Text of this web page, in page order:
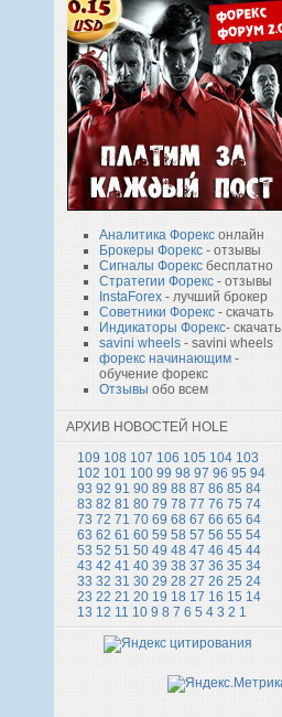
Аналитика Форекс онлайн
Брокеры Форекс - отзывы
Сигналы Форекс бесплатно
Стратегии Форекс - отзывы
InstaForex - лучший брокер
Советники Форекс - скачать
Индикаторы Форекс- скачать
savini wheels - savini wheels
форекс начинающим -
обучение форекс
Отзывы обо всем
АРХИВ НОВОСТЕЙ HOLE
109 108 107 106 105 104 103
102 101 100 99 98 97 96 95 94
93 92 91 90 89 88 87 86 85 84
83 82 81 80 79 78 77 76 75 74
73 72 71 70 69 68 67 66 65 64
63 62 61 60 59 58 57 56 55 54
53 52 51 50 49 48 47 46 45 44
43 42 41 40 39 38 37 36 35 34
33 32 31 30 29 28 27 26 25 24
23 22 21 20 19 18 17 16 15 14
13 12 11 10 9 8 7 6 5 4 3 2 1